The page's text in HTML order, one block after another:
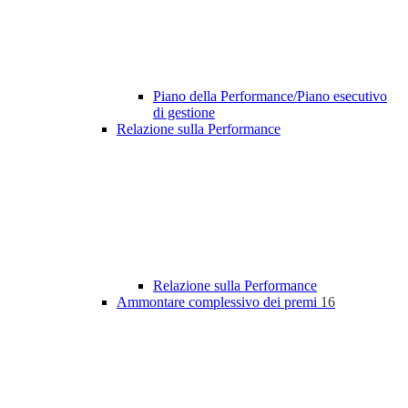
Piano della Performance/Piano esecutivo
di gestione
Relazione sulla Performance
Relazione sulla Performance
Ammontare complessivo dei premi 16